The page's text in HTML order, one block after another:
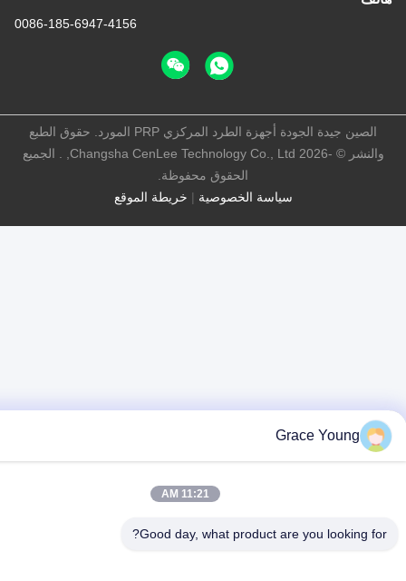
0086-185-6947-4156
سياسة الخصوصية|خريطة الموقع
الصين جيدة الجودة أجهزة الطرد المركزي PRP المورد. حقوق الطبع
والنشر © -2026 Changsha CenLee Technology Co., Ltd, . الجميع
الحقوق محفوظة.
Grace Young
11:21 AM
Good day, what product are you looking